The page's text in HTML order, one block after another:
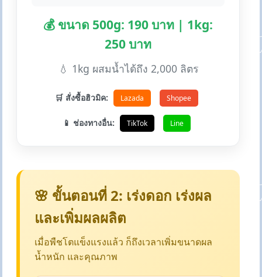
💰 ขนาด 500g: 190 บาท | 1kg:
250 บาท
💧 1kg ผสมน้ำได้ถึง 2,000 ลิตร
🛒 สั่งซื้อฮิวมิค: Lazada Shopee
📱 ช่องทางอื่น: TikTok Line
🌸 ขั้นตอนที่ 2: เร่งดอก เร่งผล
และเพิ่มผลผลิต
เมื่อพืชโตแข็งแรงแล้ว ก็ถึงเวลาเพิ่มขนาดผล
น้ำหนัก และคุณภาพ